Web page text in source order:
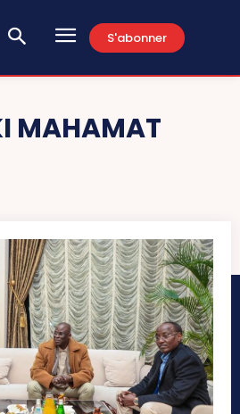
S'abonner
MAHAMAT